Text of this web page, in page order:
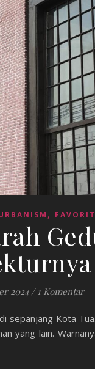
,
2024 / 1 Komentar
sepanjang Kota
yang lain.